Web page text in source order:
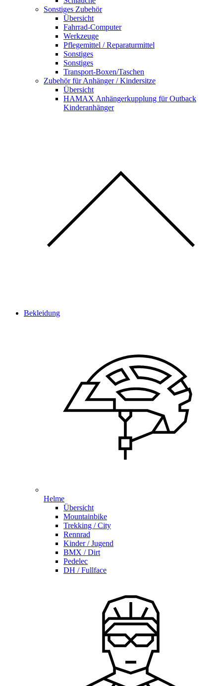
Sonstiges Zubehör
Übersicht
Fahrrad-Computer
Werkzeuge
Pflegemittel / Reparaturmittel
Sonstiges
Sonstiges
Transport-Boxen/Taschen
Zubehör für Anhänger / Kindersitze
Übersicht
HAMAX Anhängerkupplung für Outback
Kinderanhänger
Bekleidung
Helme
Übersicht
Mountainbike
Trekking / City
Rennrad
Kinder / Jugend
BMX / Dirt
Pedelec
DH / Fullface